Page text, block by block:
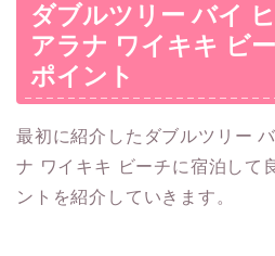
ダブルツリー バイ
アラナ ワイキキ ビ
ポイント
最初に紹介したダブルツリー
ナ ワイキキ ビーチに宿泊して
ントを紹介していきます。